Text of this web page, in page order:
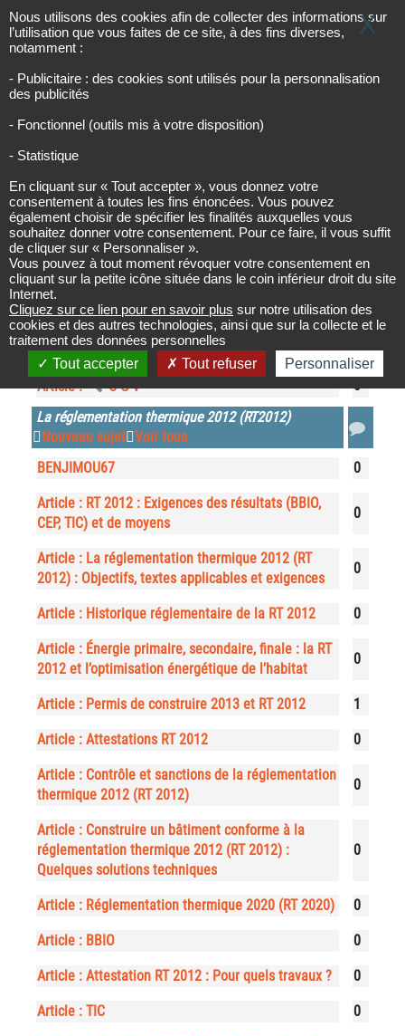
Les infos de l’urbanisme
URBINFOS
Accueil Forums
Forums
Dernier ajout : 27 décembre 2011.
Administration
Nouveau sujet Voir tous
Article : Où nous trouver ?
0
Article : Nous contacter 0
Article : C-G-V
0
La réglementation thermique 2012 (RT2012)
Nouveau sujet Voir tous
BENJIMOU67
0
Article : RT 2012 : Exigences des résultats (BBIO,
CEP, TIC) et de moyens
0
Article : La réglementation thermique 2012 (RT
2012) : Objectifs, textes applicables et exigences
0
Article : Historique réglementaire de la RT 2012 0
Article : Énergie primaire, secondaire, finale : la RT
2012 et l’optimisation énergétique de l’habitat
0
Article : Permis de construire 2013 et RT 2012 1
Article : Attestations RT 2012 0
Article : Contrôle et sanctions de la réglementation
thermique 2012 (RT 2012)
0
Article : Construire un bâtiment conforme à la
réglementation thermique 2012 (RT 2012) :
Quelques solutions techniques
0
Article : Réglementation thermique 2020 (RT 2020) 0
Article : BBIO 0
Article : Attestation RT 2012 : Pour quels travaux ? 0
Article : TIC 0
Panneau de gestion des cookies
Nous utilisons des cookies afin de collecter des informations sur
l’utilisation que vous faites de ce site, à des fins diverses,
notamment :
- Publicitaire : des cookies sont utilisés pour la personnalisation
des publicités
- Fonctionnel (outils mis à votre disposition)
- Statistique
En cliquant sur « Tout accepter », vous donnez votre
consentement à toutes les fins énoncées. Vous pouvez
également choisir de spécifier les finalités auxquelles vous
souhaitez donner votre consentement. Pour ce faire, il vous suffit
de cliquer sur « Personnaliser ».
Vous pouvez à tout moment révoquer votre consentement en
cliquant sur la petite icône située dans le coin inférieur droit du site
Internet.
Cliquez sur ce lien pour en savoir plus sur notre utilisation des
cookies et des autres technologies, ainsi que sur la collecte et le
traitement des données personnelles
Tout accepter
Tout refuser Personnaliser
X